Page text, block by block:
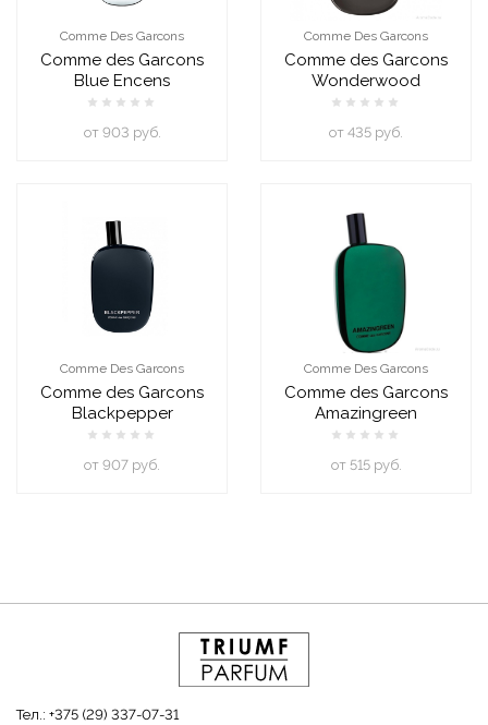
Comme Des Garcons
Comme des Garcons
Blue Encens
oт 903 руб.
Comme Des Garcons
Comme des Garcons
Wonderwood
oт 435 руб.
Comme Des Garcons
Comme des Garcons
Blackpepper
oт 907 руб.
Comme Des Garcons
Comme des Garcons
Amazingreen
oт 515 руб.
Тел.: +375 (29) 337-07-31